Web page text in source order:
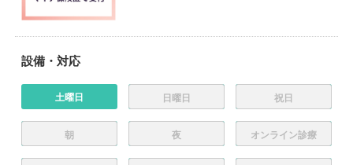
設備・対応
土曜日 日曜日 祝日
朝 夜 オンライン診療